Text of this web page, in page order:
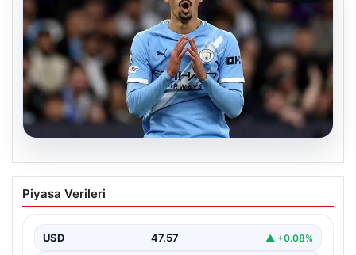
05.08.2026
Galatasaray’da orta sahaya dev isim!
Manchester City’nin yıldızı Tijjani
{"title": "Galatasaray Orta Sahaya Dev Transferle
Piyasa Verileri
USD 47.57 ▲ +0.08%